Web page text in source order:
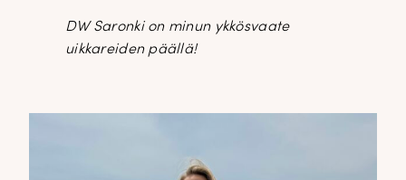
DW Saronki on minun ykkösvaate
uikkareiden päällä!